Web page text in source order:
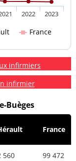
France
2022 2023
infirmiers
infirmier
Buèges
France
560 99 472